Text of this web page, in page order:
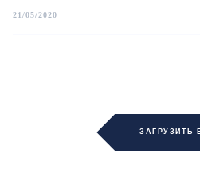
21/05/2020
ЗАГРУЗИТЬ